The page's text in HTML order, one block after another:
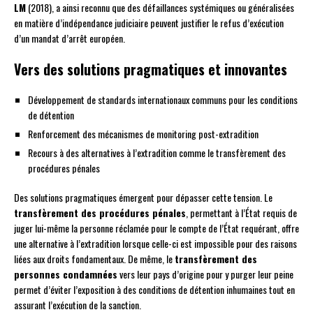
LM(2018), a ainsi reconnu que des défaillances systémiques ou généralisées
en matière d’indépendance judiciaire peuvent justifier le refus d’exécution
d’un mandat d’arrêt européen.
Vers des solutions pragmatiques et innovantes
Développement de standards internationaux communs pour les conditions
de détention
Renforcement des mécanismes de monitoring post-extradition
Recours à des alternatives à l’extradition comme le transfèrement des
procédures pénales
Des solutions pragmatiques émergent pour dépasser cette tension. Le
transfèrement des procédures pénales, permettant à l’État requis de
juger lui-même la personne réclamée pour le compte de l’État requérant, offre
une alternative à l’extradition lorsque celle-ci est impossible pour des raisons
liées aux droits fondamentaux. De même, letransfèrement des
personnes condamnéesvers leur pays d’origine pour y purger leur peine
permet d’éviter l’exposition à des conditions de détention inhumaines tout en
assurant l’exécution de la sanction.